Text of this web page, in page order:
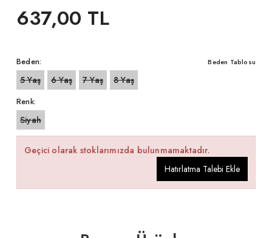
637,00 TL
Beden: Beden Tablosu
5 Yaş 6 Yaş 7 Yaş 8 Yaş
Renk:
Siyah
Geçici olarak stoklarımızda bulunmamaktadır.
Hatırlatma Talebi Ekle